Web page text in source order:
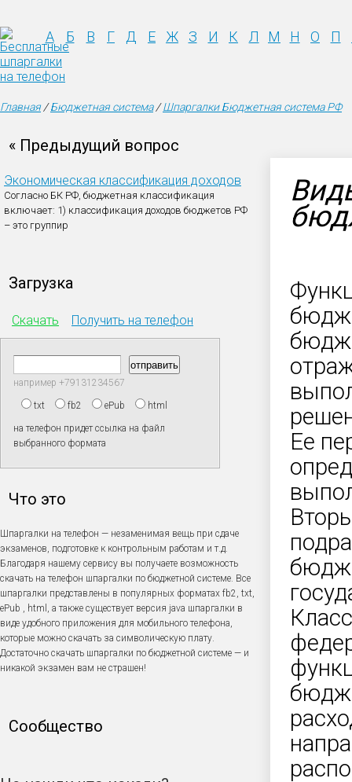
А Б В Г Д Е Ж З И К Л М Н О П
Главная/Бюджетная система/Шпаргалки Бюджетная система РФ
« Предыдущий вопрос
Экономическая классификация доходов
Согласно БК РФ, бюджетная классификация
включает: 1) классификация доходов бюджетов РФ
– это группир
Загрузка
Скачать Получить на телефон
например +79131234567
txt fb2 ePub html
на телефон придет ссылка на файл
выбранного формата
Что это
Шпаргалки на телефон — незаменимая вещь при сдаче
экзаменов, подготовке к контрольным работам и т.д.
Благодаря нашему сервису вы получаете возможность
скачать на телефон шпаргалки по бюджетной системе. Все
шпаргалки представлены в популярных форматах fb2, txt,
ePub , html, а также существует версия java шпаргалки в
виде удобного приложения для мобильного телефона,
которые можно скачать за символическую плату.
Достаточно скачать шпаргалки по бюджетной системе — и
никакой экзамен вам не страшен!
Сообщество
Ее